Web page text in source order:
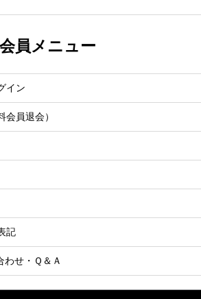
会員メニュー
イン
会員退会）
記
わせ・Ｑ＆Ａ